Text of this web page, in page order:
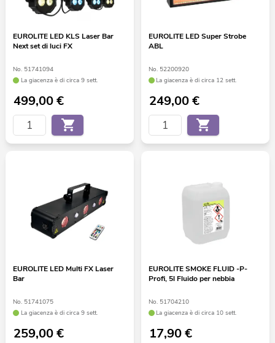
EUROLITE LED KLS Laser Bar
Next set di luci FX
No. 51741094
La giacenza è di circa 9 sett.
499,00€
EUROLITE LED Super Strobe
ABL
No. 52200920
La giacenza è di circa 12 sett.
249,00€
EUROLITE LED Multi FX Laser
Bar
No. 51741075
La giacenza è di circa 9 sett.
259,00€
EUROLITE SMOKE FLUID -P-
Profi, 5l Fluido per nebbia
No. 51704210
La giacenza è di circa 10 sett.
17,90€